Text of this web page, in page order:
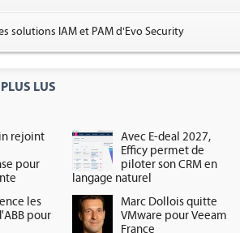
solutions IAM et PAM d'Evo Security
LUS
rejoint
pour
Avec E-deal 2027,
Efficy permet de
piloter son CRM en
langage naturel
les
pour
Marc Dollois quitte
VMware pour Veeam
France